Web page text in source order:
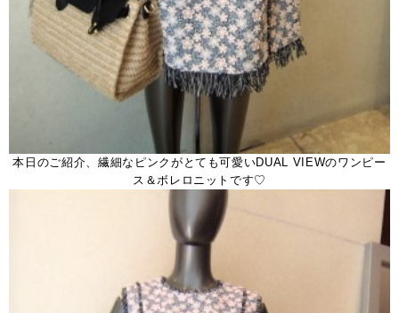
本日のご紹介、繊細なピンクがとても可愛いDUAL VIEWのワンピー
ス＆ボレロニットです♡